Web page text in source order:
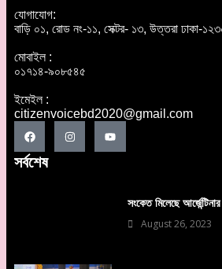
যোগাযোগ:
বাড়ি ০১, রোড নং-১১, সেক্টর- ১৩, উত্তরা ঢাকা-
মোবাইল :
০১৭১৪-৯০৮৫৪৫
ইমেইল :
citizenvoicebd2020@gmail.com
সর্বশেষ
সংকেত মিলেছে
August 26, 2023